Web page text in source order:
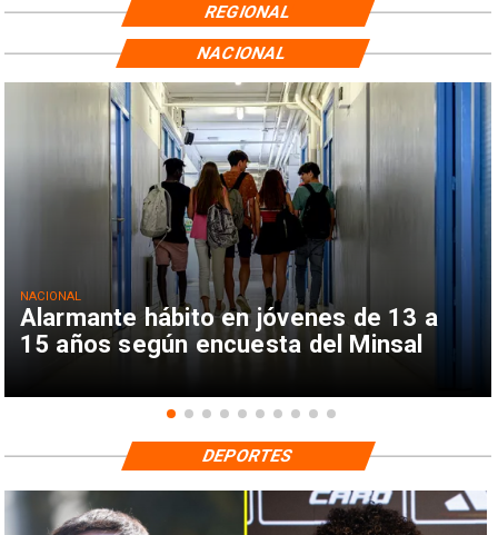
REGIONAL
Alarmante hábito en jóvenes de 13 a
15 años según encuesta del Minsal
NACIONAL
NACIONAL
DEPORTES